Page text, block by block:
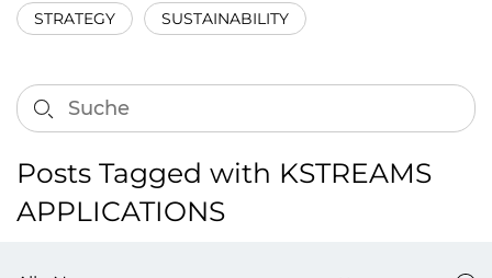
STRATEGY SUSTAINABILITY
Posts Tagged with KSTREAMS
APPLICATIONS